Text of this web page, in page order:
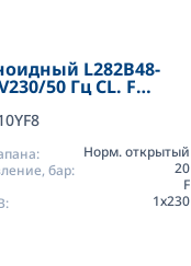
L282B48-
50 Гц CL. F
Норм. открытый
бар:
20
F
1х230